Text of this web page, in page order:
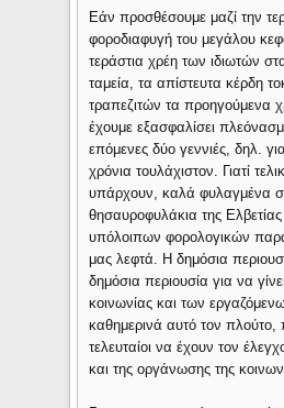
Εάν προσθέσουμε μαζί την
φοροδιαφυγή του μεγάλου
τεράστια χρέη των ιδιωτών
ταμεία, τα απίστευτα κέρδη
τραπεζιτών τα προηγούμενα
έχουμε εξασφαλίσει
επόμενες δύο γεννιές, δηλ.
χρόνια τουλάχιστον. Γιατί
υπάρχουν, καλά φυλαγμένα
θησαυροφυλάκια της
υπόλοιπων φορολογικών
μας λεφτά. Η δημόσια
δημόσια περιουσία για να
κοινωνίας και των
καθημερινά αυτό τον πλούτο,
τελευταίοι να έχουν τον
και της οργάνωσης της